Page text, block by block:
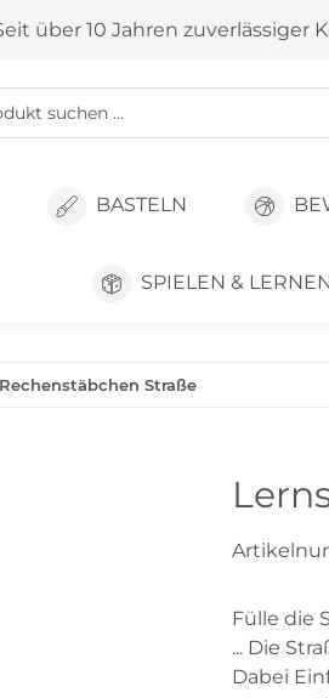
über 10 Jahren zuverlässiger
BASTELN
SPIELEN &
Straße
Fülle die
... Die
Dabei